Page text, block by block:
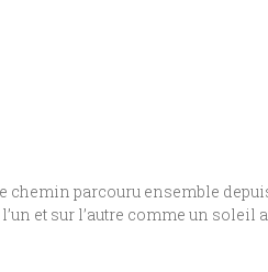
parcouru ensemble
et sur l’autre comme un soleil